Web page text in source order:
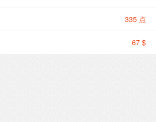
335 点
67 $